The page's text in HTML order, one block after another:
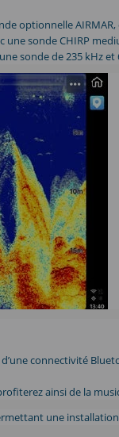
optionnelle
sonde CHIRP
sonde de 235 kHz
connectivité
ainsi de la
une